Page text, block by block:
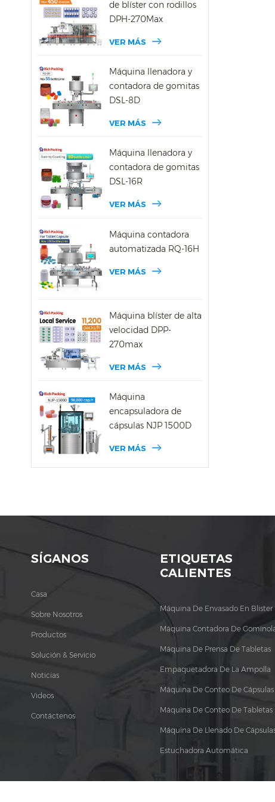
de blíster con rodillos
DPH-270Max
VER MÁS
Máquina llenadora y
contadora de gomitas
DSL-8D
VER MÁS
Máquina llenadora y
contadora de gomitas
DSL-16R
VER MÁS
Máquina contadora
automatizada RQ-16H
VER MÁS
Máquina blíster de alta
velocidad DPP-
270max
VER MÁS
Máquina
encapsuladora de
cápsulas NJP 1500D
VER MÁS
SÍGANOS
Casa
Sobre Nosotros
Productos
Solución & Servicio
Noticias
Videos
Contáctenos
ETIQUETAS
CALIENTES
Máquina De Envasado En Blister
Máquina Contadora De
Máquina De Prensa De Tabletas
Empaquetadora De La Ampolla
Máquina De Conteo De Cápsulas
Máquina De Conteo De Tabletas
Máquina De Llenado De
Estuchadora Automática